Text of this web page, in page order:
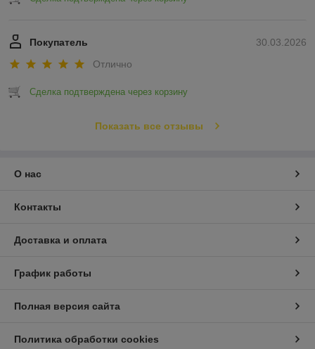
30.03.2026
Покупатель
Отлично
Сделка подтверждена через корзину
Показать все отзывы
О нас
Контакты
Доставка и оплата
График работы
Полная версия сайта
Политика обработки cookies